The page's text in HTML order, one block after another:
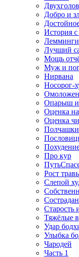
Добро и
История с
Лемминги
Лучший
Мощь
Муж и
Нирвана
Носорог-
Опарыш и
Оценка
Оценка
Про кур
Рост
Слепой
Старость
Тяжёлые
Удар
Улыбка
Чародей
Часть 1